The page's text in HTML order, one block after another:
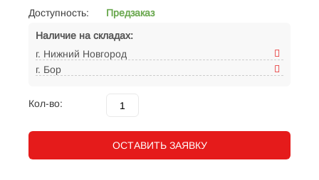
Доступность:
Предзаказ
Наличие на складах:
г. Нижний Новгород
г. Бор
Кол-во:
ОСТАВИТЬ ЗАЯВКУ